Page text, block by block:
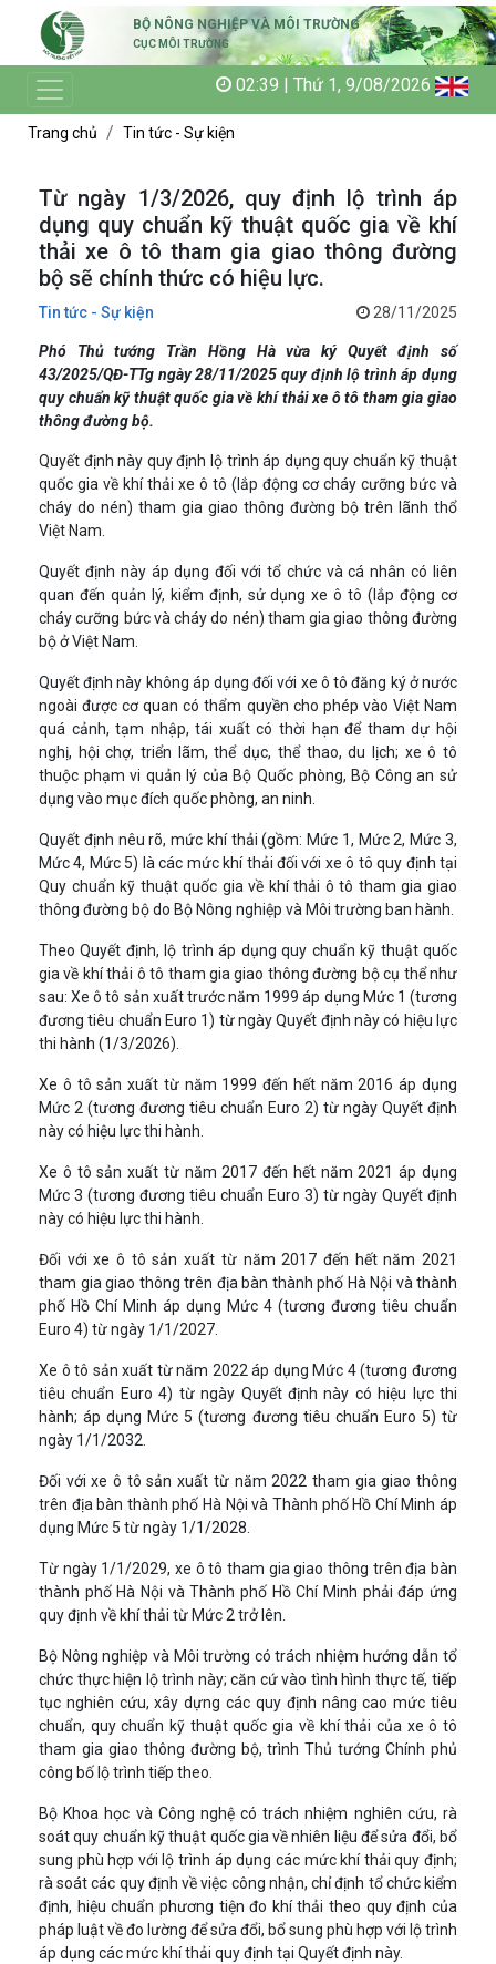
BỘ NÔNG NGHIỆP VÀ MÔI TRƯỜNG
CỤC MÔI TRƯỜNG
02:39 | Thứ 1, 9/08/2026
Trang chủ Tin tức - Sự kiện
Từ ngày 1/3/2026, quy định lộ trình áp
dụng quy chuẩn kỹ thuật quốc gia về khí
thải xe ô tô tham gia giao thông đường
bộ sẽ chính thức có hiệu lực.
Tin tức - Sự kiện 28/11/2025
Phó Thủ tướng Trần Hồng Hà vừa ký Quyết định số
43/2025/QĐ-TTg ngày 28/11/2025 quy định lộ trình áp dụng
quy chuẩn kỹ thuật quốc gia về khí thải xe ô tô tham gia giao
thông đường bộ.
Quyết định này quy định lộ trình áp dụng quy chuẩn kỹ thuật
quốc gia về khí thải xe ô tô (lắp động cơ cháy cưỡng bức và
cháy do nén) tham gia giao thông đường bộ trên lãnh thổ
Việt Nam.
Quyết định này áp dụng đối với tổ chức và cá nhân có liên
quan đến quản lý, kiểm định, sử dụng xe ô tô (lắp động cơ
cháy cưỡng bức và cháy do nén) tham gia giao thông đường
bộ ở Việt Nam.
Quyết định này không áp dụng đối với xe ô tô đăng ký ở nước
ngoài được cơ quan có thẩm quyền cho phép vào Việt Nam
quá cảnh, tạm nhập, tái xuất có thời hạn để tham dự hội
nghị, hội chợ, triển lãm, thể dục, thể thao, du lịch; xe ô tô
thuộc phạm vi quản lý của Bộ Quốc phòng, Bộ Công an sử
dụng vào mục đích quốc phòng, an ninh.
Quyết định nêu rõ, mức khí thải (gồm: Mức 1, Mức 2, Mức 3,
Mức 4, Mức 5) là các mức khí thải đối với xe ô tô quy định tại
Quy chuẩn kỹ thuật quốc gia về khí thải ô tô tham gia giao
thông đường bộ do Bộ Nông nghiệp và Môi trường ban hành.
Theo Quyết định, lộ trình áp dụng quy chuẩn kỹ thuật quốc
gia về khí thải ô tô tham gia giao thông đường bộ cụ thể như
sau: Xe ô tô sản xuất trước năm 1999 áp dụng Mức 1 (tương
đương tiêu chuẩn Euro 1) từ ngày Quyết định này có hiệu lực
thi hành (1/3/2026).
Xe ô tô sản xuất từ năm 1999 đến hết năm 2016 áp dụng
Mức 2 (tương đương tiêu chuẩn Euro 2) từ ngày Quyết định
này có hiệu lực thi hành.
Xe ô tô sản xuất từ năm 2017 đến hết năm 2021 áp dụng
Mức 3 (tương đương tiêu chuẩn Euro 3) từ ngày Quyết định
này có hiệu lực thi hành.
Đối với xe ô tô sản xuất từ năm 2017 đến hết năm 2021
tham gia giao thông trên địa bàn thành phố Hà Nội và thành
phố Hồ Chí Minh áp dụng Mức 4 (tương đương tiêu chuẩn
Euro 4) từ ngày 1/1/2027.
Xe ô tô sản xuất từ năm 2022 áp dụng Mức 4 (tương đương
tiêu chuẩn Euro 4) từ ngày Quyết định này có hiệu lực thi
hành; áp dụng Mức 5 (tương đương tiêu chuẩn Euro 5) từ
ngày 1/1/2032.
Đối với xe ô tô sản xuất từ năm 2022 tham gia giao thông
trên địa bàn thành phố Hà Nội và Thành phố Hồ Chí Minh áp
dụng Mức 5 từ ngày 1/1/2028.
Từ ngày 1/1/2029, xe ô tô tham gia giao thông trên địa bàn
thành phố Hà Nội và Thành phố Hồ Chí Minh phải đáp ứng
quy định về khí thải từ Mức 2 trở lên.
Bộ Nông nghiệp và Môi trường có trách nhiệm hướng dẫn tổ
chức thực hiện lộ trình này; căn cứ vào tình hình thực tế, tiếp
tục nghiên cứu, xây dựng các quy định nâng cao mức tiêu
chuẩn, quy chuẩn kỹ thuật quốc gia về khí thải của xe ô tô
tham gia giao thông đường bộ, trình Thủ tướng Chính phủ
công bố lộ trình tiếp theo.
Bộ Khoa học và Công nghệ có trách nhiệm nghiên cứu, rà
soát quy chuẩn kỹ thuật quốc gia về nhiên liệu để sửa đổi, bổ
sung phù hợp với lộ trình áp dụng các mức khí thải quy định;
rà soát các quy định về việc công nhận, chỉ định tổ chức kiểm
định, hiệu chuẩn phương tiện đo khí thải theo quy định của
pháp luật về đo lường để sửa đổi, bổ sung phù hợp với lộ trình
áp dụng các mức khí thải quy định tại Quyết định này.